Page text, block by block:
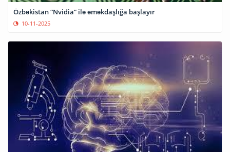
Özbəkistan “Nvidia” ilə əməkdaşlığa başlayır
10-11-2025